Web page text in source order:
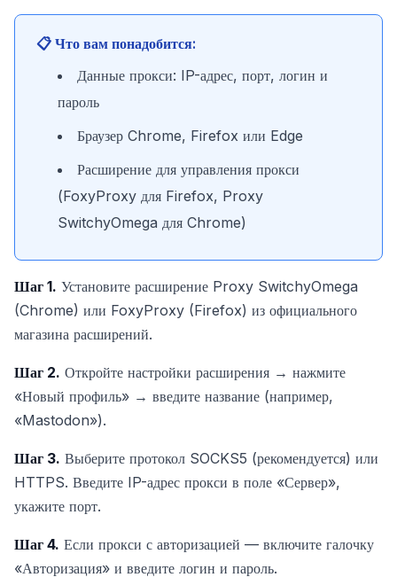
📋 Что вам понадобится:
Данные прокси: IP-адрес, порт, логин и
пароль
Браузер Chrome, Firefox или Edge
Расширение для управления прокси
(FoxyProxy для Firefox, Proxy
SwitchyOmega для Chrome)
Шаг 1. Установите расширение Proxy SwitchyOmega
(Chrome) или FoxyProxy (Firefox) из официального
магазина расширений.
Шаг 2. Откройте настройки расширения → нажмите
«Новый профиль» → введите название (например,
«Mastodon»).
Шаг 3. Выберите протокол SOCKS5 (рекомендуется) или
HTTPS. Введите IP-адрес прокси в поле «Сервер»,
укажите порт.
Шаг 4. Если прокси с авторизацией — включите галочку
«Авторизация» и введите логин и пароль.